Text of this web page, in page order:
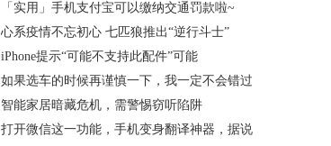
「实用」手机支付宝可以缴纳交通罚款啦~
心系疫情不忘初心 七匹狼推出“逆行斗士”
iPhone提示“可能不支持此配件”可能
如果选车的时候再谨慎一下，我一定不会错过
智能家居暗藏危机，需警惕窃听陷阱
打开微信这一功能，手机变身翻译神器，据说